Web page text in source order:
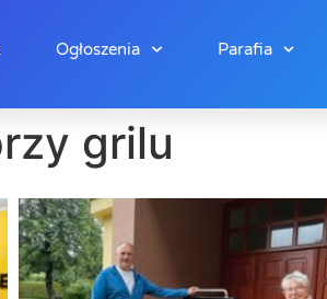
Ogłoszenia Parafia
grilu